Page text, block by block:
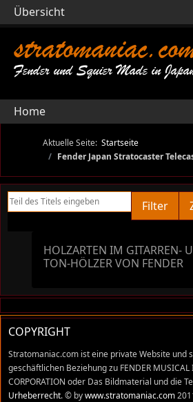
Fender und Squier Made in
Home
Aktuelle Seite: Startseite
Fender Japan Stratocaster
Teil des Titels eingeben
Filter
HOLZARTEN IM GITARREN-
TON-HÖLZER VON FENDER
COPYRIGHT
Stratomaniac.com ist eine private Website und
geschäftlichen Beziehung zu FENDER MUSICAL
CORPORATION oder Das Bildmaterial und die
Urheberrecht. © bywww.stratomaniac.com
Übersicht